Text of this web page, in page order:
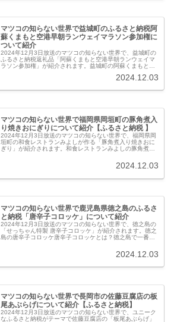
マツコの知らない世界で益城町のふるさと納税阿
蘇くまもと空港早朝ランウェイマラソン参加権に
ついて紹介
2024年12月3日放送のマツコの知らない世界で、益城町の
ふるさと納税返礼品「阿蘇くまもと空港早朝ランウェイマ
ラソン参加権」が紹介されます。益城町の阿蘇くまもと空
2024.12.03
マツコの知らない世界で福岡県岡垣町の豚角煮入
り焼きおにぎりについて紹介【ふるさと納税 】
2024年12月3日放送のマツコの知らない世界で、福岡県岡
垣町の和食レストランみよしが作る「豚角煮入り焼きおに
ぎり」が紹介されます。和食レストランみよしの豚角煮入
2024.12.03
マツコの知らない世界で鹿児島県徳之島のふるさ
と納税「唐辛子コロッケ」について紹介
2024年12月3日放送のマツコの知らない世界で、徳之島の
「せっちゃん特製 唐辛子コロッケ」が紹介されます。徳之
島の唐辛子コロッケ唐辛子コロッケとは？徳之島で一番料
2024.12.03
マツコの知らない世界で長岡市の佐藤豆腐店の板
尾あぶらげについて紹介【ふるさと納税】
2024年12月3日放送のマツコの知らない世界で、ユニーク
なふるさと納税がテーマで佐藤豆腐店の「板尾あぶらげ」